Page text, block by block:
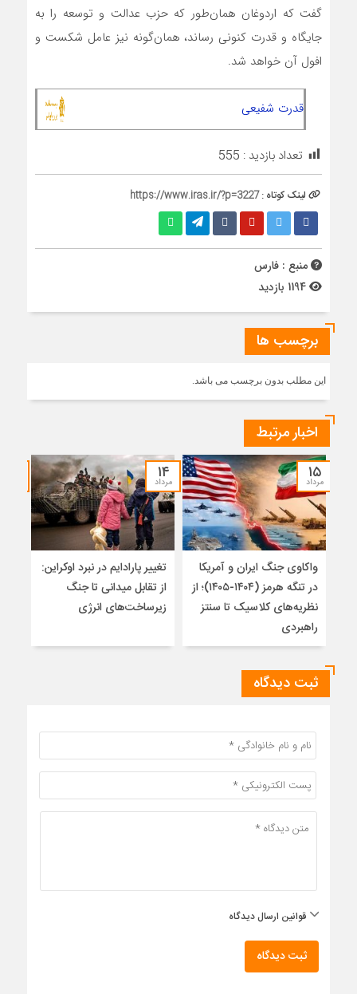
گفت که اردوغان همان‌طور که حزب عدالت و توسعه را به
جایگاه و قدرت کنونی رساند، همان‌گونه نیز عامل شکست و
افول آن خواهد شد.
قدرت شفیعی
تعداد بازدید : 555
لینک کوتاه :https://www.iras.ir/?p=3227
منبع : فارس
برچسب ها
این مطلب بدون برچسب می باشد.
اخبار مرتبط
۱۵
مرداد
واکاوی جنگ ایران و آمریکا
در تنگه هرمز (۱۴۰۴-۱۴۰۵)؛ از
نظریه‌های کلاسیک تا سنتز
راهبردی
۱۴
مرداد
تغییر پارادایم در نبرد اوکراین:
از تقابل میدانی تا جنگ
زیرساخت‌های انرژی
ثبت دیدگاه
قوانین ارسال دیدگاه
ثبت دیدگاه